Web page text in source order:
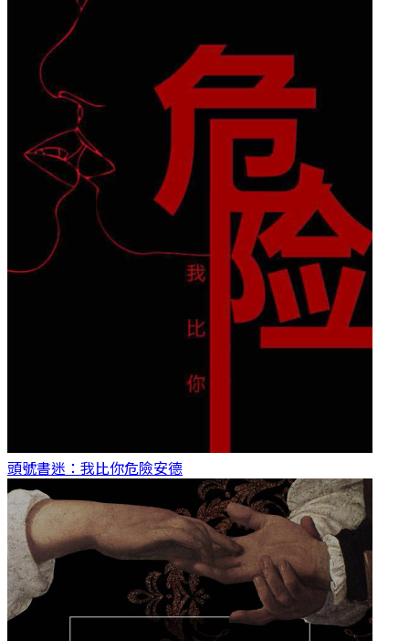
頭號書迷：我比你危險安德